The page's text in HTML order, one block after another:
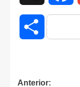
Compartir
Anterior: